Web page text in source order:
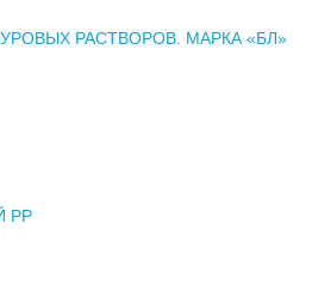
РАСТВОРОВ. МАРКА «БЛ»
РР